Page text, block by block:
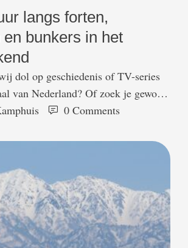
langs forten,
bunkers in het
dol op geschiedenis of TV-series
van Nederland? Of zoek je gewoon
uit met het hele gezin (inclusief
van 19 t/m 21 april
Heel Nederland verandert dat
…
0 Comments